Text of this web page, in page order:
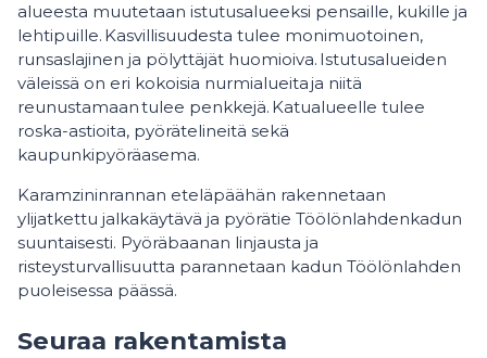
alueesta muutetaan istutusalueeksi pensaille, kukille ja
lehtipuille. Kasvillisuudesta tulee monimuotoinen,
runsaslajinen ja pölyttäjät huomioiva. Istutusalueiden
väleissä on eri kokoisia nurmialueita ja niitä
reunustamaan tulee penkkejä. Katualueelle tulee
roska-astioita, pyörätelineitä sekä
kaupunkipyöräasema.
Karamzininrannan eteläpäähän rakennetaan
ylijatkettu jalkakäytävä ja pyörätie Töölönlahdenkadun
suuntaisesti. Pyöräbaanan linjausta ja
risteysturvallisuutta parannetaan kadun Töölönlahden
puoleisessa päässä.
Seuraa rakentamista